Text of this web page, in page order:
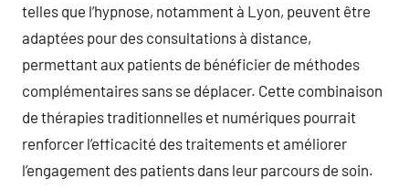
telles que l’hypnose, notamment à Lyon, peuvent être
adaptées pour des consultations à distance,
permettant aux patients de bénéficier de méthodes
complémentaires sans se déplacer. Cette combinaison
de thérapies traditionnelles et numériques pourrait
renforcer l’efficacité des traitements et améliorer
l’engagement des patients dans leur parcours de soin.